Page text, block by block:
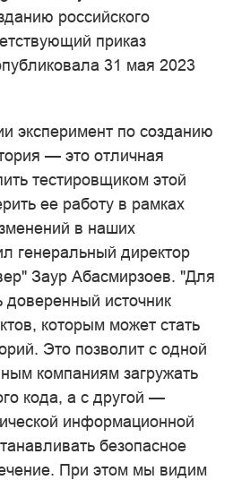
российского
приказ
31 мая 2023
эксперимент по созданию
— это отличная
тестировщиком этой
ее работу в рамках
в наших
генеральный директор
Заур Абасмирзоев. "Для
источник
которым может стать
Это позволит с одной
компаниям загружать
кода, а с другой —
информационной
безопасное
При этом мы видим